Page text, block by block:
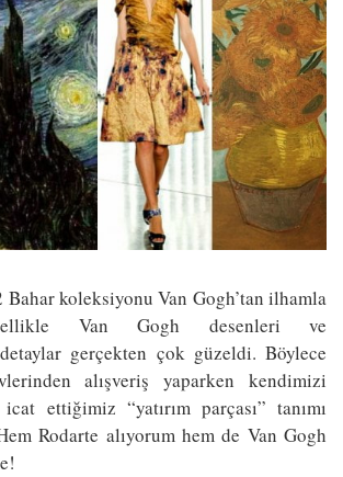
Bahar koleksiyonu Van Gogh’tan ilhamla
Van Gogh desenleri ve
gerçekten çok güzeldi. Böylece
alışveriş yaparken kendimizi
ettiğimiz “yatırım parçası” tanımı
Rodarte alıyorum hem de Van Gogh